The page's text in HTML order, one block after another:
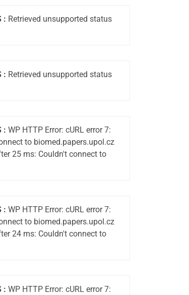
: Retrieved unsupported status
: Retrieved unsupported status
: WP HTTP Error: cURL error 7:
to biomed.papers.upol.cz
25 ms: Couldn't connect to
: WP HTTP Error: cURL error 7:
to biomed.papers.upol.cz
24 ms: Couldn't connect to
: WP HTTP Error: cURL error 7: